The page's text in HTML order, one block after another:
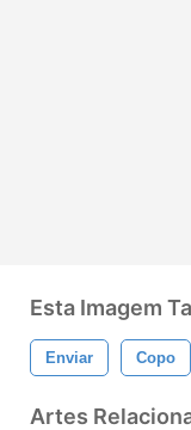
Esta Imagem
Enviar Copo
Artes